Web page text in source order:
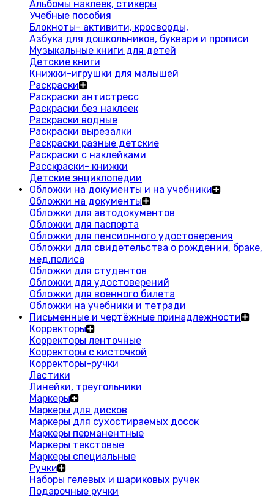
Альбомы наклеек, стикеры
Учебные пособия
Блокноты- активити, кросворды,
Азбука для дошкольников, буквари и прописи
Музыкальные книги для детей
Детские книги
Книжки-игрушки для малышей
Раскраски
Раскраски антистресс
Раскраски без наклеек
Раскраски водные
Раскраски вырезалки
Раскраски разные детские
Раскраски с наклейками
Расскраски- книжки
Детские энциклопедии
Обложки на документы и на учебники
Обложки на документы
Обложки для автодокументов
Обложки для паспорта
Обложки для пенсионного удостоверения
Обложки для свидетельства о рождении, браке,
мед.полиса
Обложки для студентов
Обложки для удостоверений
Обложки для военного билета
Обложки на учебники и тетради
Письменные и чертёжные принадлежности
Корректоры
Корректоры ленточные
Корректоры с кисточкой
Корректоры-ручки
Ластики
Линейки, треугольники
Маркеры
Маркеры для дисков
Маркеры для сухостираемых досок
Маркеры перманентные
Маркеры текстовые
Маркеры специальные
Ручки
Наборы гелевых и шариковых ручек
Подарочные ручки